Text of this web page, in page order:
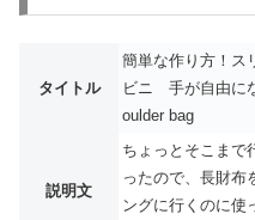
タイトル
簡単な作り方！
ビニ 手が自由に
oulder bag
説明文
ちょっとそこまで
ったので、長財布
ングに行くのに使